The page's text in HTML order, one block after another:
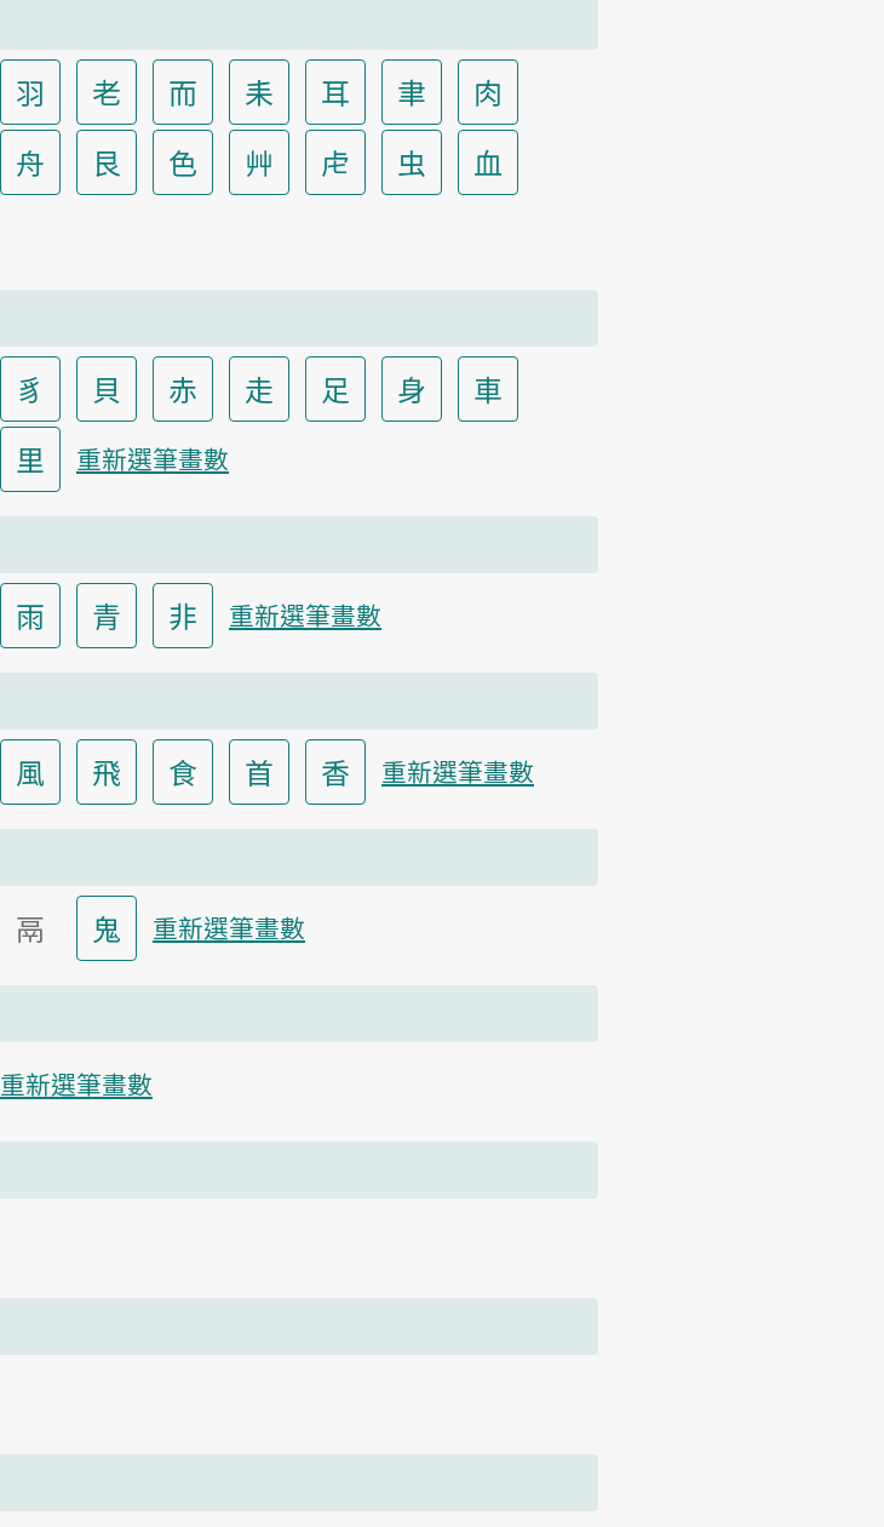
羽 老 而 耒 耳 聿
肉
舟 艮 色 艸 虍 虫
血
豸 貝 赤 走 足 身
車
里 重新選筆畫數
雨 青 非 重新選筆畫數
風 飛 食 首 香 重新選筆畫數
鬲 鬼 重新選筆畫數
重新選筆畫數